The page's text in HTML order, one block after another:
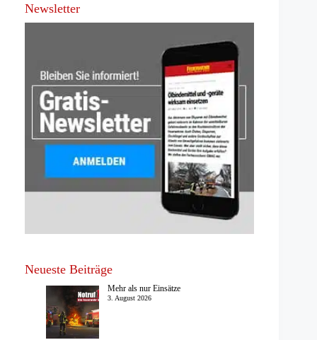
Newsletter
Neueste Beiträge
Mehr als nur Einsätze
3. August 2026